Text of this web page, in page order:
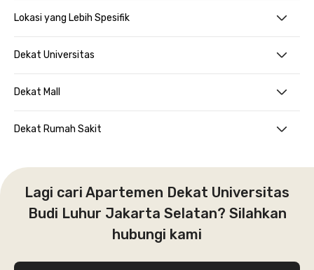
Lokasi yang Lebih Spesifik
Dekat Universitas
Dekat Mall
Dekat Rumah Sakit
Lagi cari Apartemen Dekat Universitas
Budi Luhur Jakarta Selatan? Silahkan
hubungi kami